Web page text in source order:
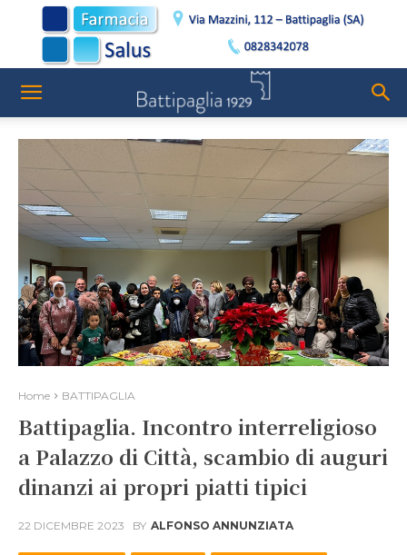
Home BATTIPAGLIA
Battipaglia. Incontro interreligioso
a Palazzo di Città, scambio di auguri
dinanzi ai propri piatti tipici
22 DICEMBRE 2023 BY ALFONSO ANNUNZIATA